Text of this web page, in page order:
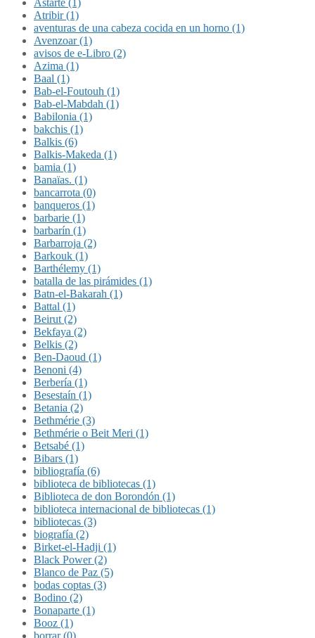
Astarté (1)
Atribir (1)
aventuras de una cabeza cocida en un horno (1)
Avenzoar (1)
avisos de e-Libro (2)
Azima (1)
Baal (1)
Bab-el-Foutouh (1)
Bab-el-Mabdah (1)
Babilonia (1)
bakchis (1)
Balkis (6)
Balkis-Makeda (1)
bamia (1)
Banaïas. (1)
bancarrota (0)
banqueros (1)
barbarie (1)
barbarín (1)
Barbarroja (2)
Barkouk (1)
Barthélemy (1)
batalla de las pirámides (1)
Batn-el-Bakarah (1)
Battal (1)
Beirut (2)
Bekfaya (2)
Belkis (2)
Ben-Daoud (1)
Benoni (4)
Berbería (1)
Besestaín (1)
Betania (2)
Bethmérie (3)
Bethmérie o Beit Meri (1)
Betsabé (1)
Bibars (1)
bibliografía (6)
biblioteca de bibliotecas (1)
Biblioteca de don Borondón (1)
biblioteca internacional de bibliotecas (1)
bibliotecas (3)
biografía (2)
Birket-el-Hadji (1)
Black Power (2)
Blanco de Paz (5)
bodas coptas (3)
Bodino (2)
Bonaparte (1)
Booz (1)
borrar (0)